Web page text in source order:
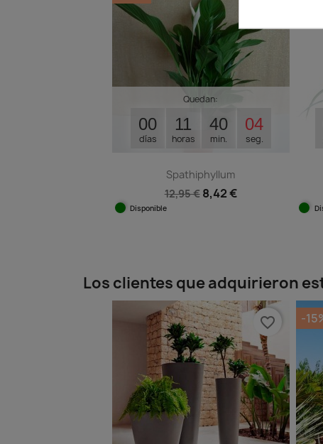
Quedan:
00
días
11
horas
40
min.
03
seg.
Spathiphyllum
12,95 € 8,42 €
Disponible
Los clientes que adquirieron
favorite_border -